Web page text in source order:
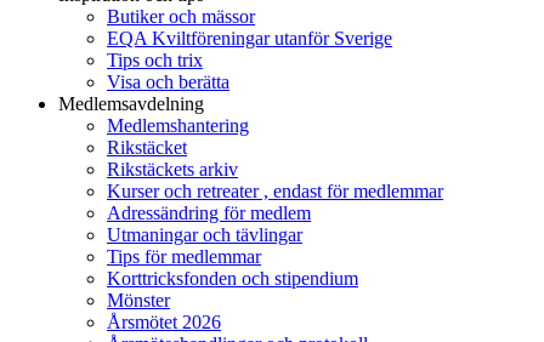
Butiker och mässor
EQA Kviltföreningar utanför Sverige
Tips och trix
Visa och berätta
Medlemsavdelning
Medlemshantering
Rikstäcket
Rikstäckets arkiv
Kurser och retreater , endast för medlemmar
Adressändring för medlem
Utmaningar och tävlingar
Tips för medlemmar
Korttricksfonden och stipendium
Mönster
Årsmötet 2026